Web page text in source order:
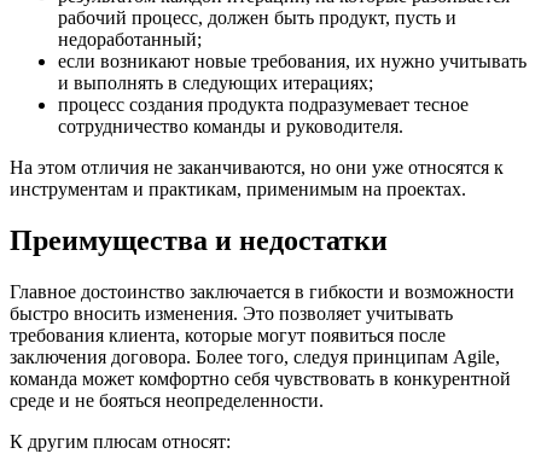
рабочий процесс, должен быть продукт, пусть и
недоработанный;
если возникают новые требования, их нужно учитывать
и выполнять в следующих итерациях;
процесс создания продукта подразумевает тесное
сотрудничество команды и руководителя.
На этом отличия не заканчиваются, но они уже относятся к
инструментам и практикам, применимым на проектах.
Преимущества и недостатки
Главное достоинство заключается в гибкости и возможности
быстро вносить изменения. Это позволяет учитывать
требования клиента, которые могут появиться после
заключения договора. Более того, следуя принципам Agile,
команда может комфортно себя чувствовать в конкурентной
среде и не бояться неопределенности.
К другим плюсам относят: